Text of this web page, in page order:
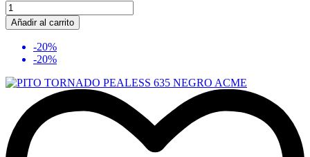
Añadir al carrito
-20%
-20%